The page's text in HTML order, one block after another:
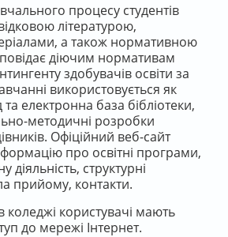
процесу студентів
літературою,
а також нормативною
діючим нормативам
здобувачів освіти за
використовується як
електронна база бібліотеки,
методичні розробки
Офіційний веб-сайт
про освітні програми,
діяльність, структурні
прийому, контакти.
коледжі користувачі мають
до мережі Інтернет.